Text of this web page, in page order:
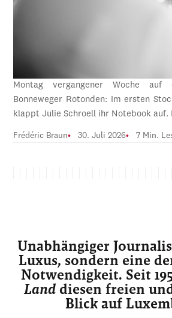
Montag vergangener Woche auf
Bonneweger Rotonden: Im ersten
klappt Julie Schroell ihr Notebook auf.
Frédéric Braun 30. Juli 2026 7 Min.
Unabhängiger
Luxus, sondern eine
Notwendigkeit. Seit
Land diesen freien
Blick auf